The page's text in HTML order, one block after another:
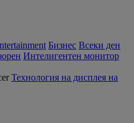
Бизнес Всеки ден
Интелигентен монитор
Технология на дисплея на